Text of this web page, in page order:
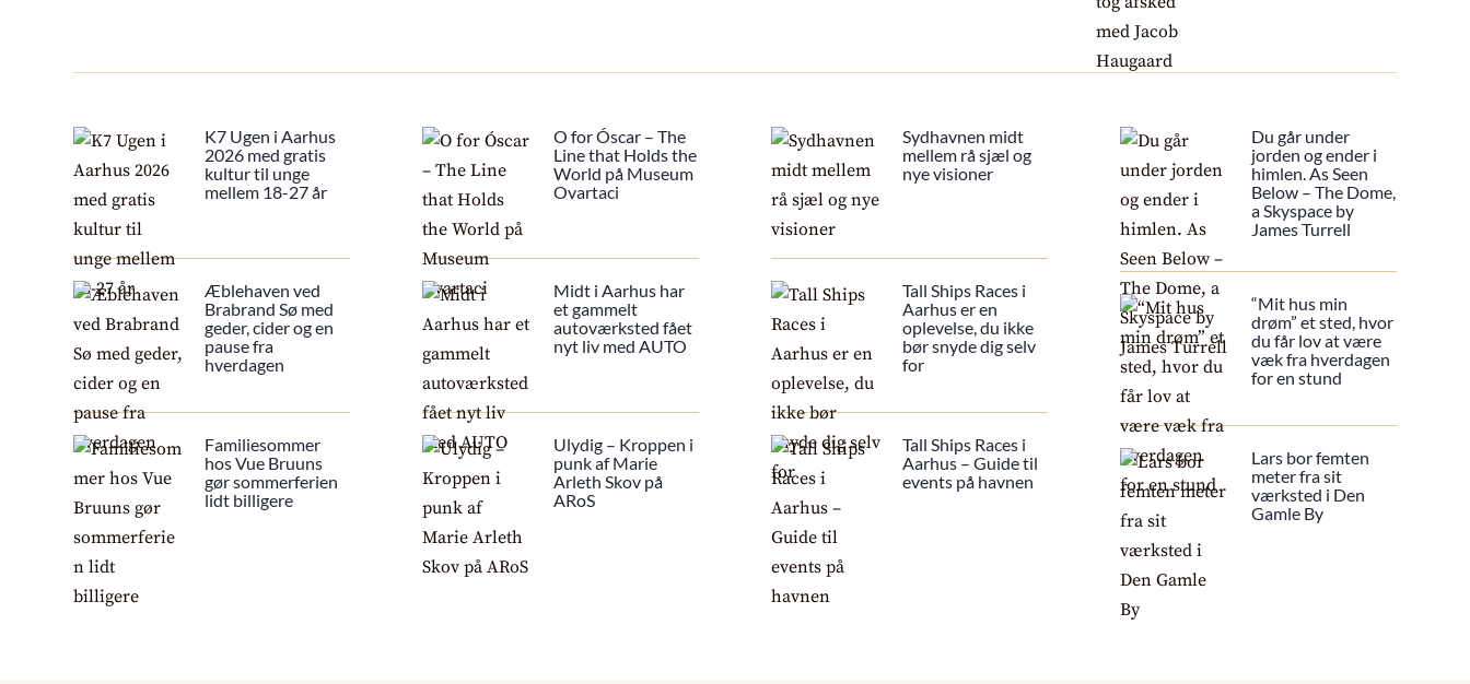
K7 Ugen i Aarhus
2026 med gratis
kultur til unge
mellem 18-27 år
Æblehaven ved
Brabrand Sø med
geder, cider og en
pause fra
hverdagen
Familiesommer
hos Vue Bruuns
gør sommerferien
lidt billigere
O for Óscar – The
Line that Holds the
World på Museum
Ovartaci
Midt i Aarhus har
et gammelt
autoværksted fået
nyt liv med AUTO
Ulydig – Kroppen i
punk af Marie
Arleth Skov på
ARoS
Sydhavnen midt
mellem rå sjæl og
nye visioner
Tall Ships Races i
Aarhus er en
oplevelse, du ikke
bør snyde dig selv
for
Tall Ships Races i
Aarhus – Guide til
events på havnen
Du går under
jorden og ender i
himlen. As Seen
Below – The Dome,
a Skyspace by
James Turrell
“Mit hus min
drøm” et sted, hvor
du får lov at være
væk fra hverdagen
for en stund
Lars bor femten
meter fra sit
værksted i Den
Gamle By